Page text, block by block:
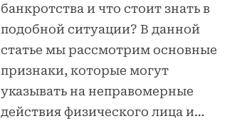
банкротства и что стоит знать в
подобной ситуации? В данной
статье мы рассмотрим основные
признаки, которые могут
указывать на неправомерные
действия физического лица и…